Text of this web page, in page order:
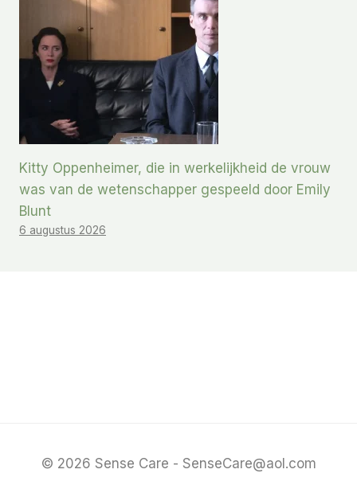
Kitty Oppenheimer, die in werkelijkheid de vrouw
was van de wetenschapper gespeeld door Emily
Blunt
6 augustus 2026
© 2026 Sense Care - SenseCare@aol.com